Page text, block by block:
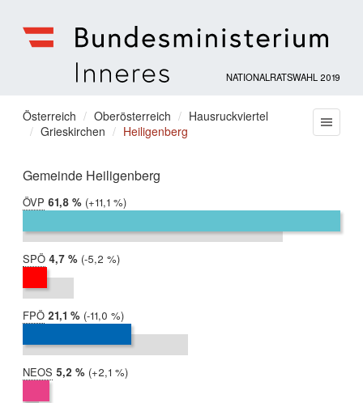
für
Inneres
NATIONALRATSWAHL 2019
Sie
befinden
hier:
Österreich Oberösterreich
Hausruckviertel
Grieskirchen
Heiligenberg
Gemeinde Heiligenberg
ÖVP 2019:
61,8 %
2017:
50,7 %
Differenz:
+11,1 %
SPÖ 2019:
4,7 %
2017:
9,9 %
Differenz:
-5,2 %
FPÖ 2019:
21,1 %
2017:
32,2 %
Differenz:
-11,0 %
NEOS 2019:
5,2 %
2017:
3,1 %
Differenz:
+2,1 %